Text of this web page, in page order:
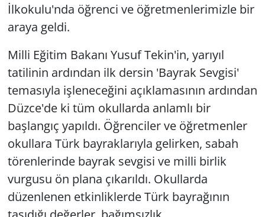
İlkokulu'nda öğrenci ve öğretmenlerimizle bir
araya geldi.
Milli Eğitim Bakanı Yusuf Tekin'in, yarıyıl
tatilinin ardından ilk dersin 'Bayrak Sevgisi'
temasıyla işleneceğini açıklamasının ardından
Düzce'de ki tüm okullarda anlamlı bir
başlangıç yapıldı. Öğrenciler ve öğretmenler
okullara Türk bayraklarıyla gelirken, sabah
törenlerinde bayrak sevgisi ve milli birlik
vurgusu ön plana çıkarıldı. Okullarda
düzenlenen etkinliklerde Türk bayrağının